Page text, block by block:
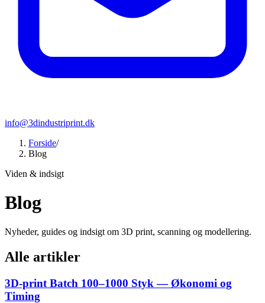
info@3dindustriprint.dk
Forside/
Blog
Viden & indsigt
Blog
Nyheder, guides og indsigt om 3D print, scanning og modellering.
Alle artikler
3D-print Batch 100–1000 Styk — Økonomi og
Timing